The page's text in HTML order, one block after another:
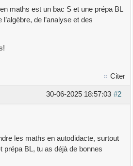
maths est un bac S et une prépa BL
de l’analyse et des
Citer
#2
30-06-2025 18:57:03
les maths en autodidacte, surtout
prépa BL, tu as déjà de bonnes